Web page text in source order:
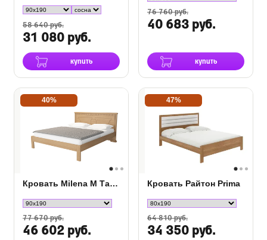
58 640 руб.
31 080 руб.
купить
76 760 руб.
40 683 руб.
купить
40%
Кровать Milena М Тахта Сосна
77 670 руб.
46 602 руб.
47%
Кровать Райтон Prima
64 810 руб.
34 350 руб.